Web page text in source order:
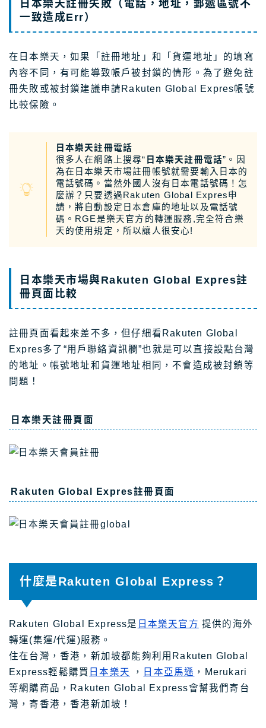
日本樂天註冊失敗（電話，地址，郵遞區號不
一致造成Err）
在日本樂天，如果「註冊地址」和「貨運地址」的填寫
內容不同，有可能導致帳戶被封鎖的情形。為了避免註
冊失敗或被封鎖建議申請Rakuten Global Expres帳號
比較保險。
日本樂天註冊電話
很多人在網路上搜尋“ 日本樂天註冊電話”。因
為在日本樂天市場註冊帳號就需要輸入日本的
電話號碼。當然外國人沒有日本電話號碼！怎
麼辦？只要透過Rakuten Global Expres申
請，將自動設定日本倉庫的地址以及電話號
碼。RGE是樂天官方的轉運服務,完全符合樂
天的使用規定，所以讓人很安心!
日本樂天市場與Rakuten Global Expres註
冊頁面比較
註冊頁面看起來差不多，但仔細看Rakuten Global
Expres多了“用戶聯絡資訊欄”也就是可以直接設點台灣
的地址。帳號地址和貨運地址相同，不會造成被封鎖等
問題！
日本樂天註冊頁面
Rakuten Global Expres註冊頁面
什麼是Rakuten Global Express？
Rakuten Global Express是 日本樂天官方 提供的海外
轉運(集運/代運)服務。
住在台灣，香港，新加坡都能夠利用Rakuten Global
Express輕鬆購買 日本樂天 ， 日本亞馬遜 ，Merukari
等網購商品，Rakuten Global Express會幫我們寄台
灣，寄香港，香港新加坡！